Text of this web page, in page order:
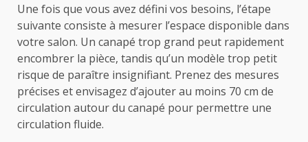
Une fois que vous avez défini vos besoins, l’étape
suivante consiste à mesurer l’espace disponible dans
votre salon. Un canapé trop grand peut rapidement
encombrer la pièce, tandis qu’un modèle trop petit
risque de paraître insignifiant. Prenez des mesures
précises et envisagez d’ajouter au moins 70 cm de
circulation autour du canapé pour permettre une
circulation fluide.